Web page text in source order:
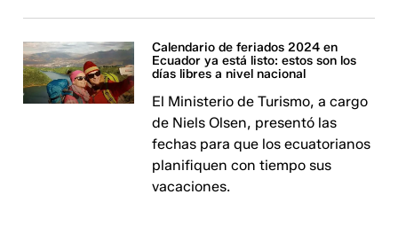
Calendario de feriados 2024 en
Ecuador ya está listo: estos son los
días libres a nivel nacional
El Ministerio de Turismo, a cargo
de Niels Olsen, presentó las
fechas para que los ecuatorianos
planifiquen con tiempo sus
vacaciones.